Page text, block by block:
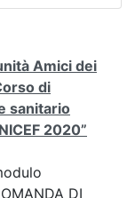
Amici dei
di
sanitario
2020”
DI